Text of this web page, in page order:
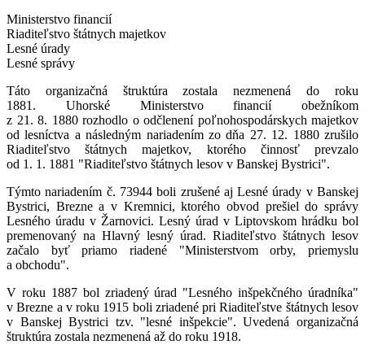
Ministerstvo financií
Riaditeľstvo štátnych majetkov
Lesné úrady
Lesné správy
Táto organizačná štruktúra zostala nezmenená do roku
1881. Uhorské Ministerstvo financií obežníkom
z 21. 8. 1880 rozhodlo o odčlenení poľnohospodárskych majetkov
od lesníctva a následným nariadením zo dňa 27. 12. 1880 zrušilo
Riaditeľstvo štátnych majetkov, ktorého činnosť prevzalo
od 1. 1. 1881 "Riaditeľstvo štátnych lesov v Banskej Bystrici".
Týmto nariadením č. 73944 boli zrušené aj Lesné úrady v Banskej
Bystrici, Brezne a v Kremnici, ktorého obvod prešiel do správy
Lesného úradu v Žarnovici. Lesný úrad v Liptovskom hrádku bol
premenovaný na Hlavný lesný úrad. Riaditeľstvo štátnych lesov
začalo byť priamo riadené "Ministerstvom orby, priemyslu
a obchodu".
V roku 1887 bol zriadený úrad "Lesného inšpekčného úradníka"
v Brezne a v roku 1915 boli zriadené pri Riaditeľstve štátnych lesov
v Banskej Bystrici tzv. "lesné inšpekcie". Uvedená organizačná
štruktúra zostala nezmenená až do roku 1918.